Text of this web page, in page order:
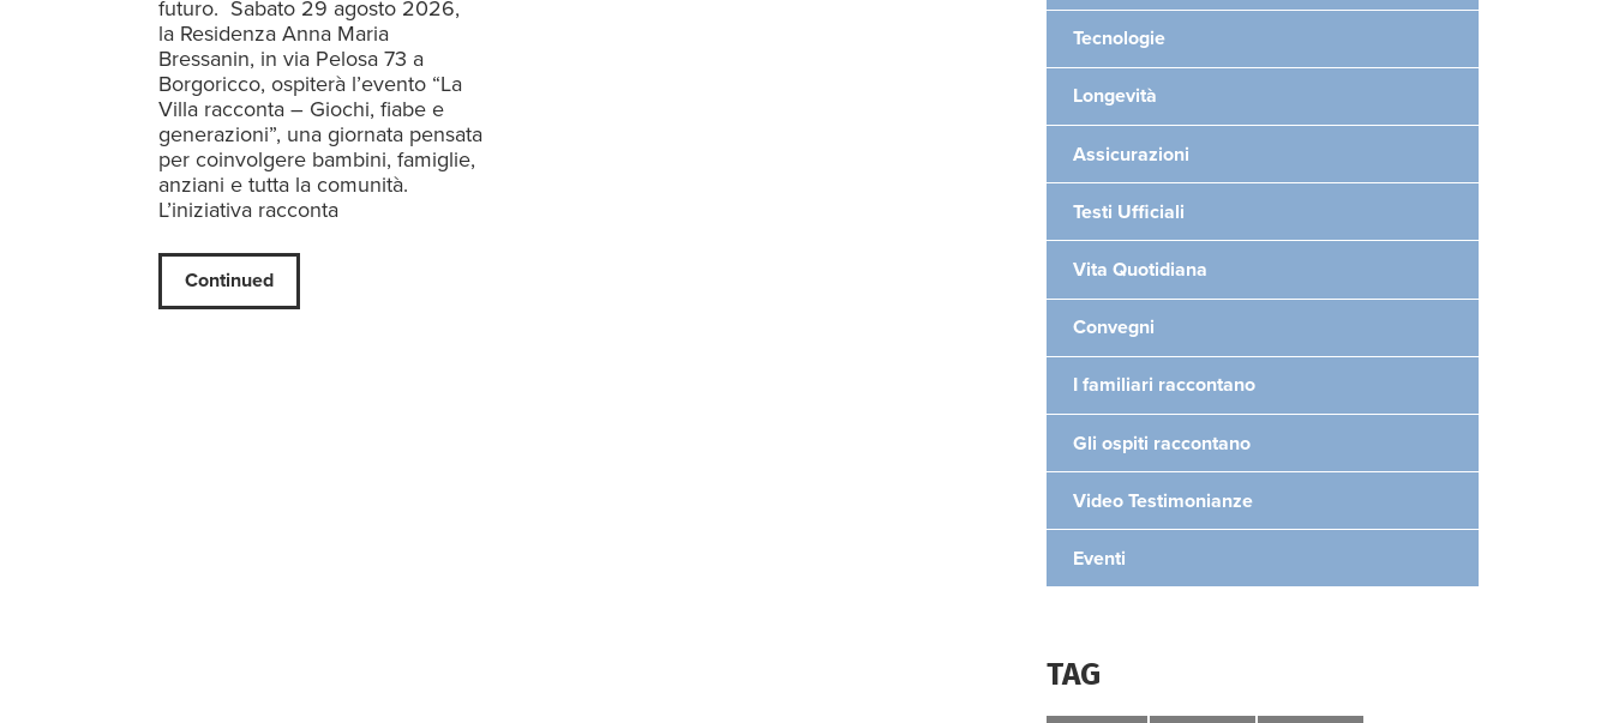
futuro. Sabato 29 agosto 2026,
la Residenza Anna Maria
Bressanin, in via Pelosa 73 a
Borgoricco, ospiterà l’evento “La
Villa racconta – Giochi, fiabe e
generazioni”, una giornata pensata
per coinvolgere bambini, famiglie,
anziani e tutta la comunità.
L’iniziativa racconta
Continued
Tecnologie
Longevità
Assicurazioni
Testi Ufficiali
Vita Quotidiana
Convegni
I familiari raccontano
Gli ospiti raccontano
Video Testimonianze
Eventi
TAG